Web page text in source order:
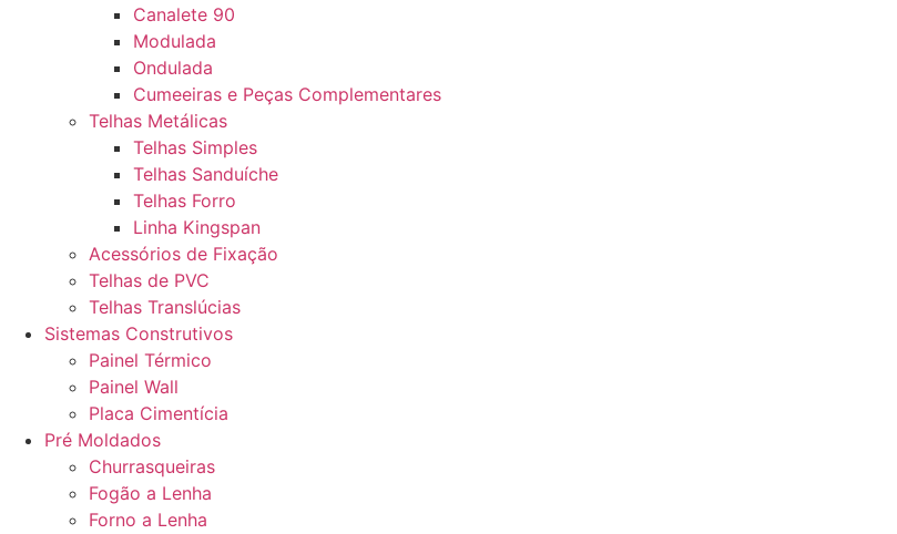
Canalete 90
Modulada
Ondulada
Cumeeiras e Peças Complementares
Telhas Metálicas
Telhas Simples
Telhas Sanduíche
Telhas Forro
Linha Kingspan
Acessórios de Fixação
Telhas de PVC
Telhas Translúcias
Sistemas Construtivos
Painel Térmico
Painel Wall
Placa Cimentícia
Pré Moldados
Churrasqueiras
Fogão a Lenha
Forno a Lenha